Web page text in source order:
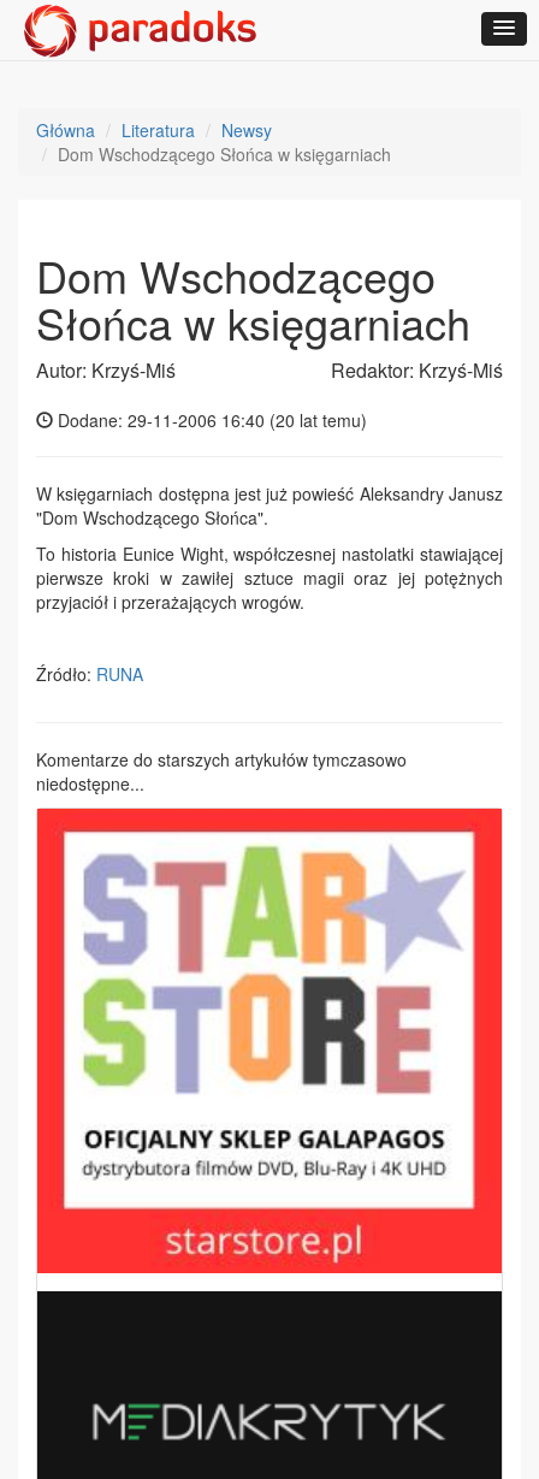
Główna Literatura
Newsy
Dom Wschodzącego Słońca w księgarniach
Dom Wschodzącego
Słońca w księgarniach
Autor: Krzyś-Miś Redaktor: Krzyś-Miś
Dodane: 29-11-2006 16:40 (20 lat temu)
W księgarniach dostępna jest już powieść Aleksandry Janusz
"Dom Wschodzącego Słońca".
To historia Eunice Wight, współczesnej nastolatki stawiającej
pierwsze kroki w zawiłej sztuce magii oraz jej potężnych
przyjaciół i przerażających wrogów.
Źródło: RUNA
Komentarze do starszych artykułów tymczasowo
niedostępne...